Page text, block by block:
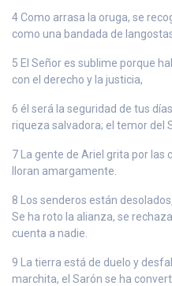
4 Como arrasa la oruga, se
como una bandada de
5 El Señor es sublime porque
con el derecho y la justicia,
6 él será la seguridad de tus
riqueza salvadora; el temor del
7 La gente de Ariel grita por las
lloran amargamente.
8 Los senderos están
Se ha roto la alianza, se
cuenta a nadie.
9 La tierra está de duelo y
marchita, el Sarón se ha